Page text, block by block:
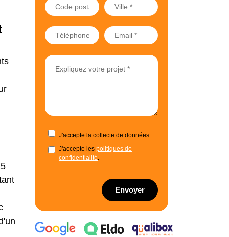
J'accepte la collecte de données
J'accepte les politiques de
confidentialité.
Envoyer